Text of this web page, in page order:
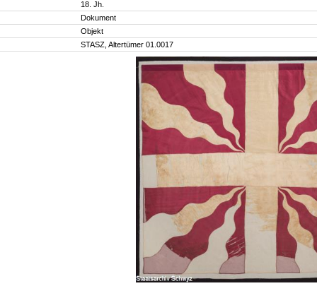
18. Jh.
Dokument
Objekt
STASZ, Altertümer 01.0017